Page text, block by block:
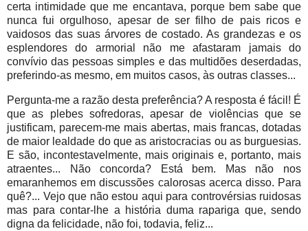
certa intimidade que me encantava, porque bem sabe que
nunca fui orgulhoso, apesar de ser filho de pais ricos e
vaidosos das suas árvores de costado. As grandezas e os
esplendores do armorial não me afastaram jamais do
convívio das pessoas simples e das multidões deserdadas,
preferindo-as mesmo, em muitos casos, às outras classes...
Pergunta-me a razão desta preferência? A resposta é fácil! É
que as plebes sofredoras, apesar de violências que se
justificam, parecem-me mais abertas, mais francas, dotadas
de maior lealdade do que as aristocracias ou as burguesias.
E são, incontestavelmente, mais originais e, portanto, mais
atraentes... Não concorda? Está bem. Mas não nos
emaranhemos em discussões calorosas acerca disso. Para
quê?... Vejo que não estou aqui para controvérsias ruidosas
mas para contar-lhe a história duma rapariga que, sendo
digna da felicidade, não foi, todavia, feliz...